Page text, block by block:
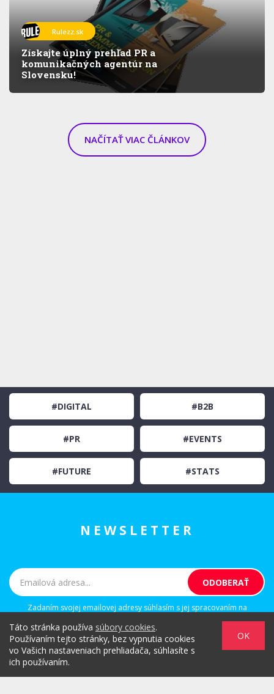
Táto stránka používa súbory cookies.
Používaním tejto stránky, bez vypnutia cookies
vo Vašich nastaveniach prehliadača, súhlasíte s
ich používaním.
OK
Rulezz.sk
Získajte úplný prehľad PR a
komunikačných agentúr na
Slovensku!
NAČÍTAŤ VIAC ČLÁNKOV
#DIGITAL #B2B
#PR #EVENTS
#FUTURE #STATS
NEWSLETTER
Zadaním svojej emailovej adresy súhlasím s jej spracovaním na
osobným emailom za účelom informovania o novinkách.